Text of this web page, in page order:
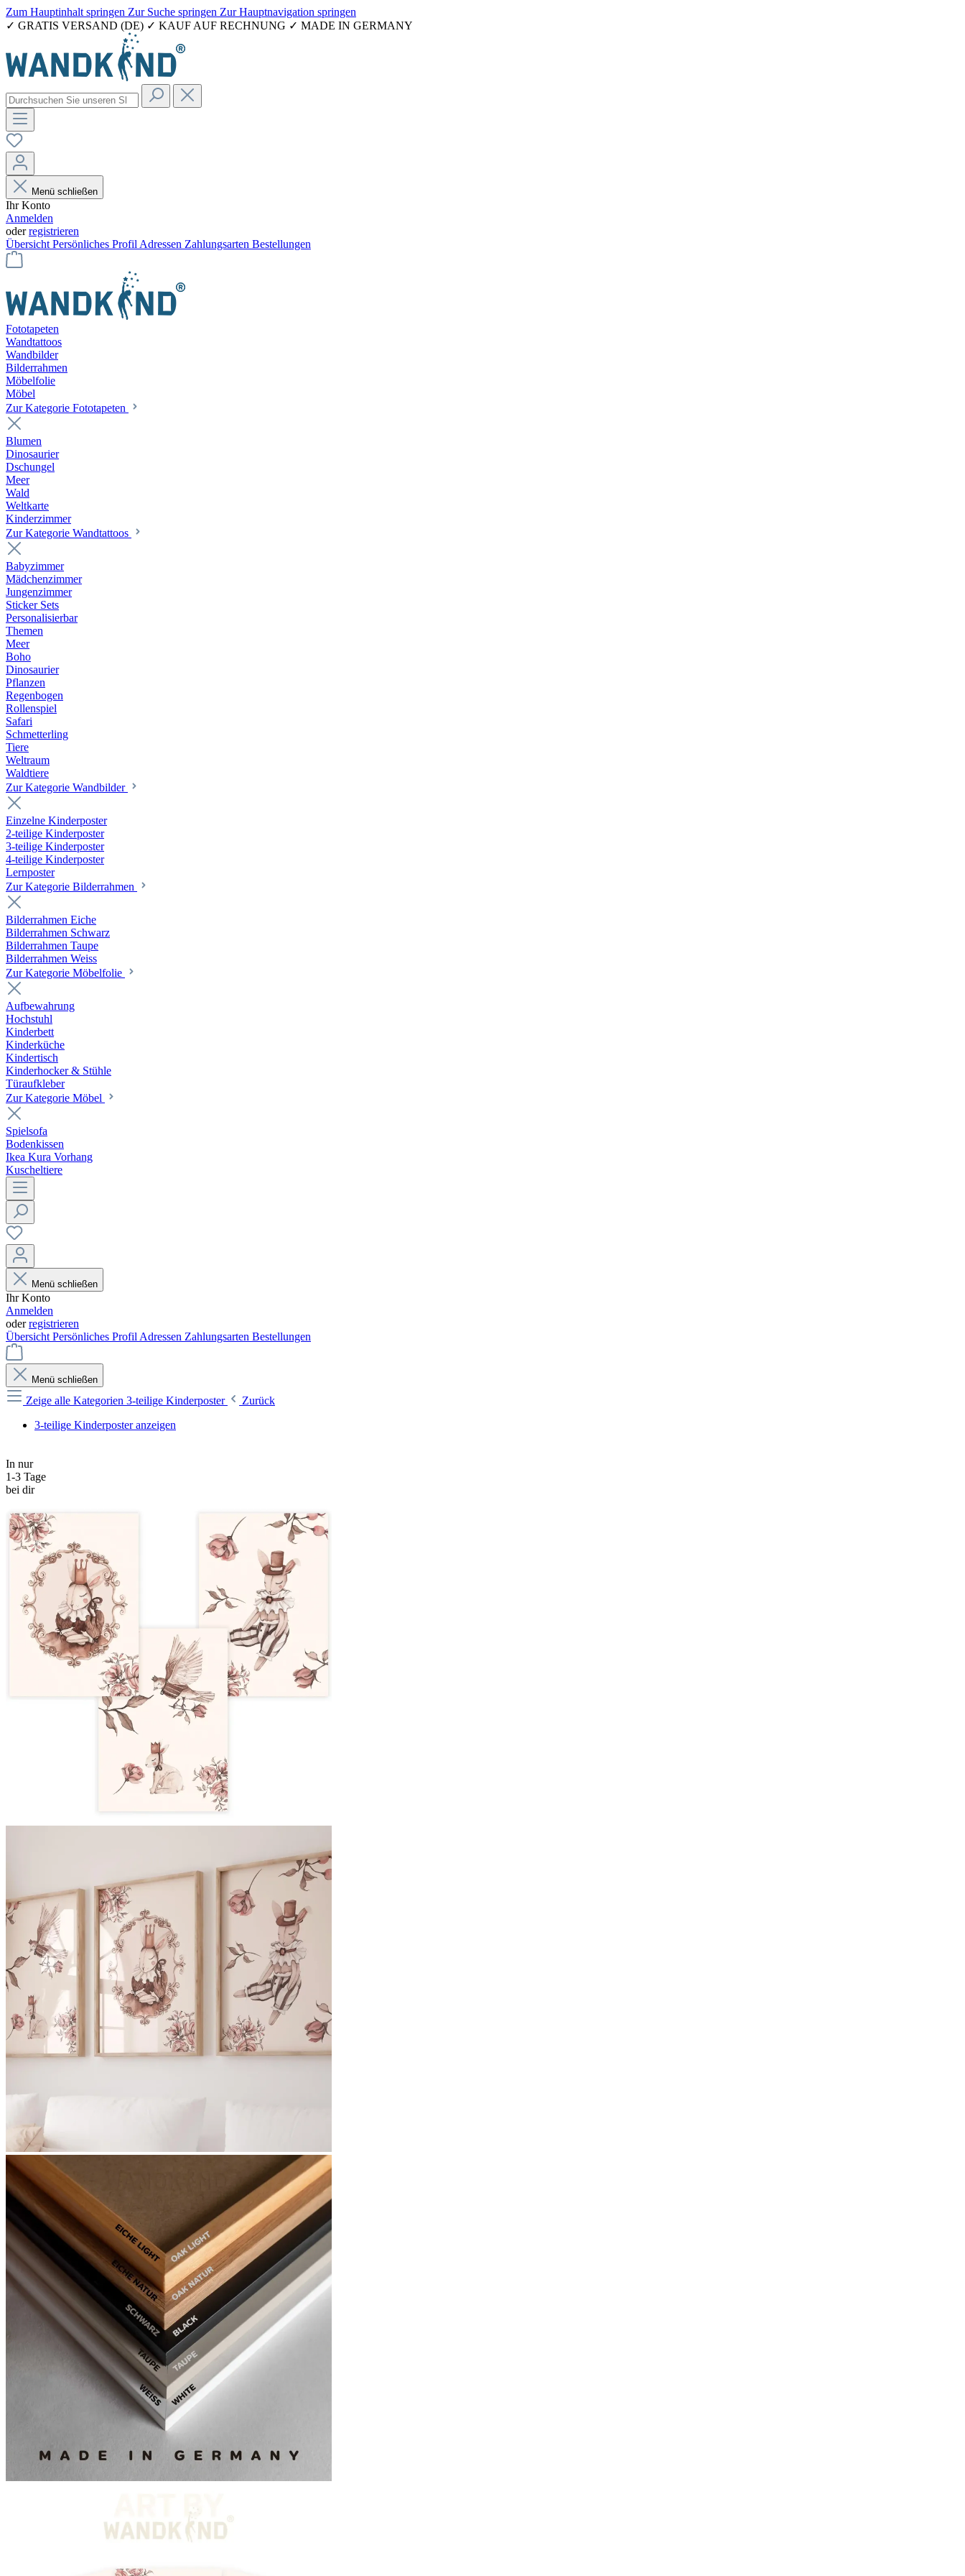
Zum Hauptinhalt springen Zur Suche springen Zur Hauptnavigation springen
✓ GRATIS VERSAND (DE) ✓ KAUF AUF RECHNUNG ✓ MADE IN GERMANY
Menü schließen
Ihr Konto
Anmelden
oderregistrieren
Übersicht Persönliches Profil Adressen Zahlungsarten Bestellungen
Fototapeten
Wandtattoos
Wandbilder
Bilderrahmen
Möbelfolie
Möbel
Zur Kategorie Fototapeten
Blumen
Dinosaurier
Dschungel
Meer
Wald
Weltkarte
Kinderzimmer
Zur Kategorie Wandtattoos
Babyzimmer
Mädchenzimmer
Jungenzimmer
Sticker Sets
Personalisierbar
Themen
Meer
Boho
Dinosaurier
Pflanzen
Regenbogen
Rollenspiel
Safari
Schmetterling
Tiere
Weltraum
Waldtiere
Zur Kategorie Wandbilder
Einzelne Kinderposter
2-teilige Kinderposter
3-teilige Kinderposter
4-teilige Kinderposter
Lernposter
Zur Kategorie Bilderrahmen
Bilderrahmen Eiche
Bilderrahmen Schwarz
Bilderrahmen Taupe
Bilderrahmen Weiss
Zur Kategorie Möbelfolie
Aufbewahrung
Hochstuhl
Kinderbett
Kinderküche
Kindertisch
Kinderhocker & Stühle
Türaufkleber
Zur Kategorie Möbel
Spielsofa
Bodenkissen
Ikea Kura Vorhang
Kuscheltiere
Menü schließen
Ihr Konto
Anmelden
oderregistrieren
Übersicht Persönliches Profil Adressen Zahlungsarten Bestellungen
Menü schließen
Zeige alle Kategorien 3-teilige Kinderposter
Zurück
3-teilige Kinderposter anzeigen
In nur
1-3 Tage
bei dir